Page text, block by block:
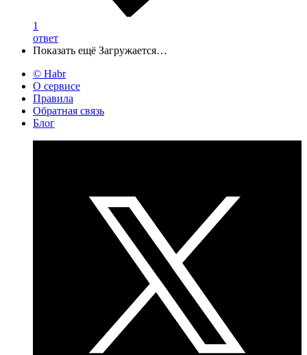
1
ответ
Показать ещё Загружается…
© Habr
О сервисе
Правила
Обратная связь
Блог